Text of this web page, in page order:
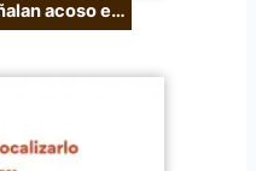
acoso e…